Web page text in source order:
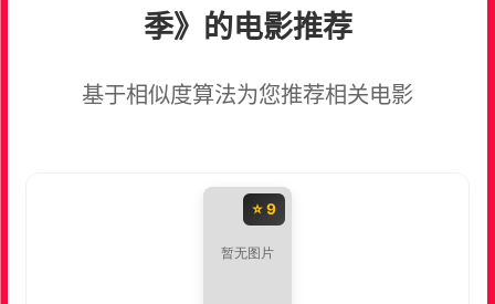
季》的电影推荐
基于相似度算法为您推荐相关电影
⭐ 9